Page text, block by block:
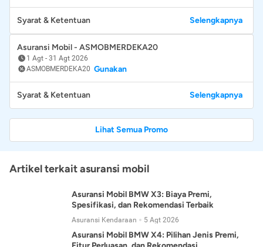
Syarat & Ketentuan Selengkapnya
Asuransi Mobil - ASMOBMERDEKA20
1 Agt - 31 Agt 2026
ASMOBMERDEKA20 Gunakan
Syarat & Ketentuan Selengkapnya
Lihat Semua Promo
Artikel terkait asuransi mobil
Asuransi Mobil BMW X3: Biaya Premi,
Spesifikasi, dan Rekomendasi Terbaik
Asuransi Kendaraan 5 Agt 2026
Asuransi Mobil BMW X4: Pilihan Jenis Premi,